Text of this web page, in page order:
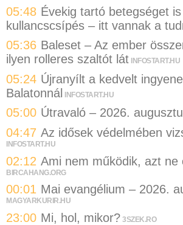
05:48 Évekig tartó betegséget
kullancscsípés – itt vannak a
05:36 Baleset – Az ember
ilyen rolleres szaltót lát INFOSTART.HU
05:24 Újranyílt a kedvelt
Balatonnál INFOSTART.HU
05:00 Útravaló – 2026.
04:47 Az idősek védelmében
INFOSTART.HU
02:12 Ami nem működik, azt ne
BIRCAHANG.ORG
00:01 Mai evangélium – 2026.
MAGYARKURIR.HU
23:00 Mi, hol, mikor? 3SZEK.RO